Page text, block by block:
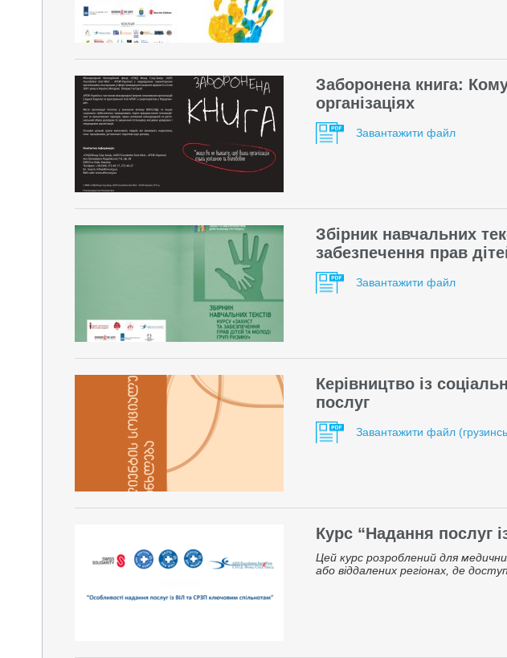
Заборонена книга:
організаціях
Завантажити файл
Збірник навчальних
забезпечення прав
Завантажити файл
Керівництво із
послуг
Завантажити файл
Курс “Надання послуг
Цей курс розроблений для
або віддалених регіонах, де